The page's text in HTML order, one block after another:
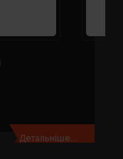
Детальніше...